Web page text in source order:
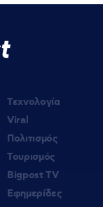
Τεχνολογία
Viral
Πολιτισμός
Τουρισμός
Bigpost TV
Εφημερίδες